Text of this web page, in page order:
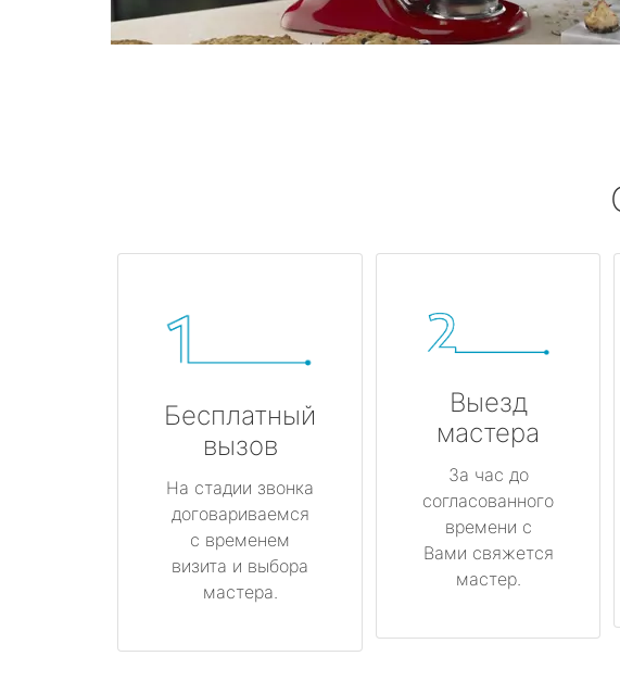
Бесплатный
вызов
На стадии звонка
договариваемся
с временем
визита и выбора
мастера.
Выезд
мастера
За час до
согласованного
времени с
Вами свяжется
мастер.